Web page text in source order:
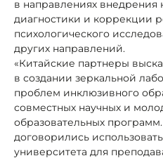
в направлениях внедрения
диагностики и коррекции
психологического
других направлений.
«Китайские партнеры
в создании зеркальной
проблем инклюзивного
совместных научных и
образовательных
договорились
университета для